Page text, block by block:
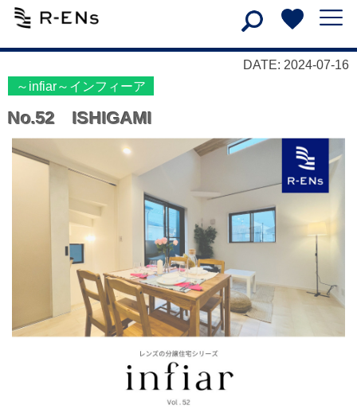
DATE: 2024-07-16
～infiar～インフィーア
No.52 ISHIGAMI